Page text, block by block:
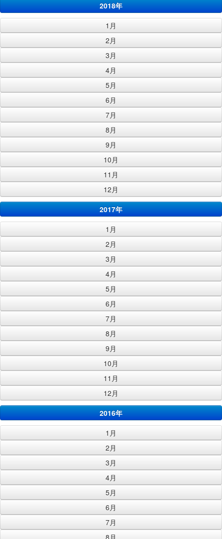
2018年
1月
2月
3月
4月
5月
6月
7月
8月
9月
10月
11月
12月
2017年
1月
2月
3月
4月
5月
6月
7月
8月
9月
10月
11月
12月
2016年
1月
2月
3月
4月
5月
6月
7月